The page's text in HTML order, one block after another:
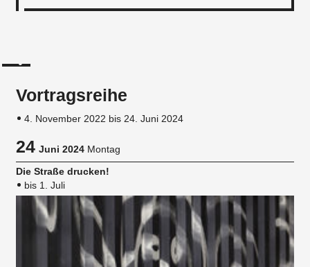
Vortragsreihe
4. November 2022 bis 24. Juni 2024
24Juni 2024 Montag
Die Straße drucken!
bis 1. Juli